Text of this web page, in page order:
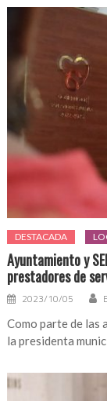
DESTACADA
Ayuntamiento y
prestadores de
2023/10/05
Como parte de las
la presidenta